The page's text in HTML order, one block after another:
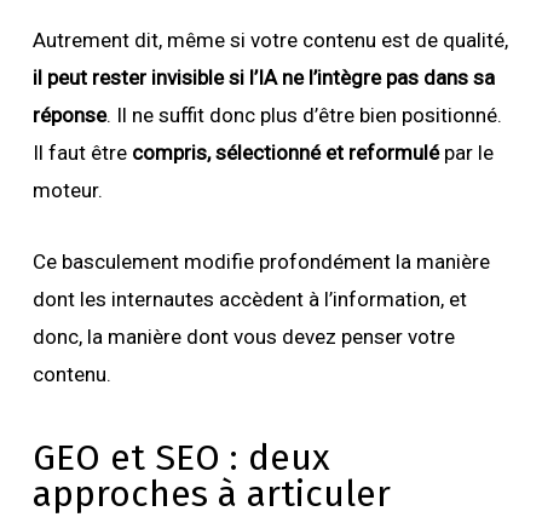
Autrement dit, même si votre contenu est de qualité,
il peut rester invisible si l’IA ne l’intègre pas dans sa
réponse. Il ne suffit donc plus d’être bien positionné.
Il faut être compris, sélectionné et reformulépar le
moteur.
Ce basculement modifie profondément la manière
dont les internautes accèdent à l’information, et
donc, la manière dont vous devez penser votre
contenu.
GEO et SEO : deux
approches à articuler